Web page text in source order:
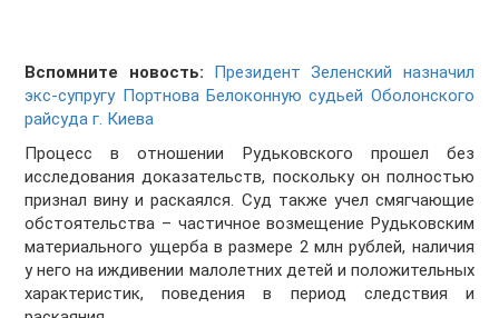
Вспомните новость: Президент Зеленский назначил
экс-супругу Портнова Белоконную судьей Оболонского
райсуда г. Киева
Процесс в отношении Рудьковского прошел без
исследования доказательств, поскольку он полностью
признал вину и раскаялся. Суд также учел смягчающие
обстоятельства – частичное возмещение Рудьковским
материального ущерба в размере 2 млн рублей, наличия
у него на иждивении малолетних детей и положительных
характеристик, поведения в период следствия и